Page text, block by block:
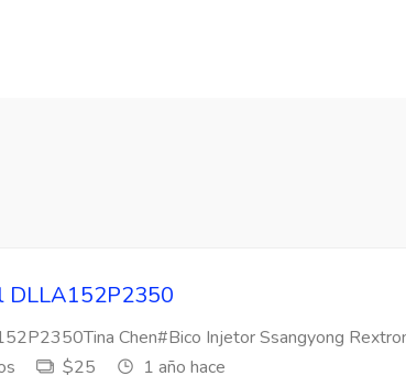
DLLA152P2350
Chen#Bico Injetor Ssangyong
$25 1 año hace